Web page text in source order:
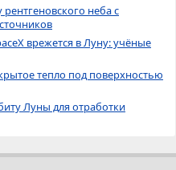
рентгеновского неба с
врежется в Луну: учёные
тепло под поверхностью
Луны для отработки